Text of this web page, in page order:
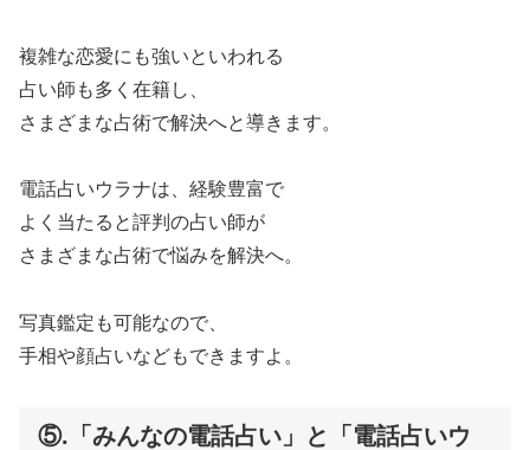
複雑な恋愛にも強いといわれる
占い師も多く在籍し、
さまざまな占術で解決へと導きます。
電話占いウラナは、経験豊富で
よく当たると評判の占い師が
さまざまな占術で悩みを解決へ。
写真鑑定も可能なので、
手相や顔占いなどもできますよ。
⑤.「みんなの電話占い」と「電話占いウ